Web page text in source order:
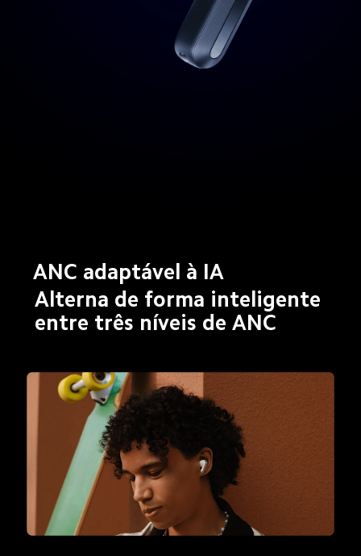
ANC adaptável à IA
Alterna de forma inteligente
entre três níveis de ANC